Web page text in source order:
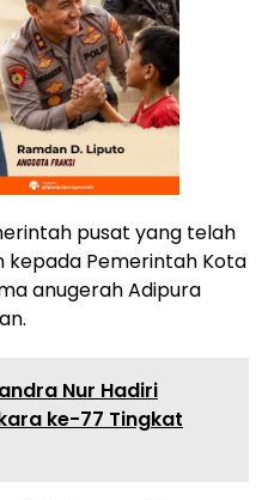
pusat yang telah
Pemerintah Kota
anugerah Adipura
Nur Hadiri
ke-77 Tingkat